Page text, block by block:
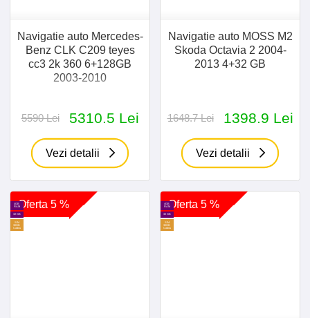
Navigatie auto Mercedes-
Benz CLK C209 teyes
cc3 2k 360 6+128GB
2003-2010
5590 Lei 5310.5 Lei
Vezi detalii
Navigatie auto MOSS M2
Skoda Octavia 2 2004-
2013 4+32 GB
1648.7 Lei 1398.9 Lei
Vezi detalii
Oferta 5 %
4GB
RAM
32 GB
SIM
30GB
Cadou
Oferta 5 %
4GB
RAM
32 GB
SIM
30GB
Cadou